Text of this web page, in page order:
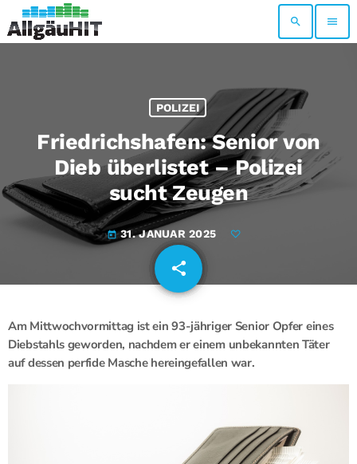
search menu
POLIZEI
Friedrichshafen: Senior von
Dieb überlistet – Polizei
sucht Zeugen
today 31. JANUAR 2025
share
email
Am Mittwochvormittag ist ein 93-jähriger Senior Opfer eines
Diebstahls geworden, nachdem er einem unbekannten Täter
auf dessen perfide Masche hereingefallen war.